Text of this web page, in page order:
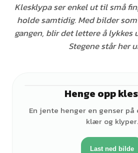
Klesklypa ser enkel ut til små
holde samtidig. Med bilder
gangen, blir det lettere å lykkes
Stegene står her
Henge opp
En jente henger en genser på
klær og klyper.
Last ned bilde